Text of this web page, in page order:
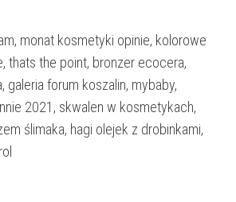
monat kosmetyki opinie, kolorowe
thats the point, bronzer ecocera,
galeria forum koszalin, mybaby,
2021, skwalen w kosmetykach,
ślimaka, hagi olejek z drobinkami,